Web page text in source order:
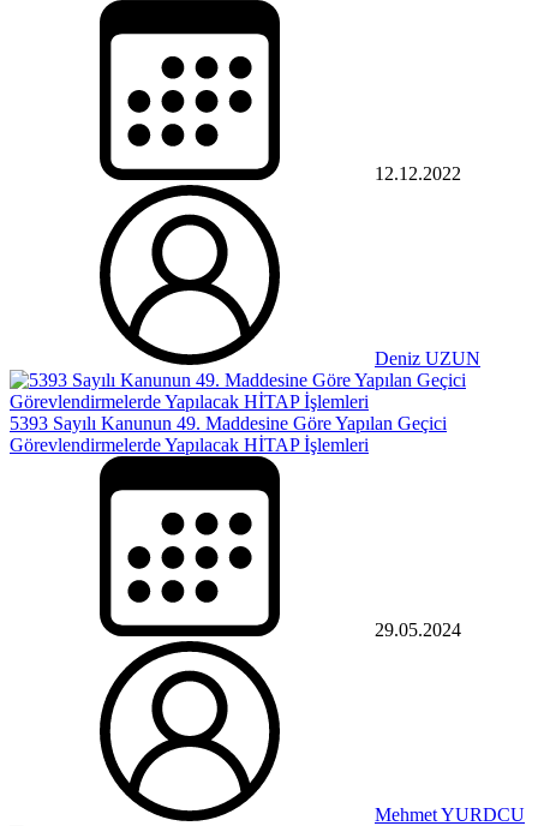
12.12.2022
Deniz UZUN
5393 Sayılı Kanunun 49. Maddesine Göre Yapılan Geçici
Görevlendirmelerde Yapılacak HİTAP İşlemleri
29.05.2024
Mehmet YURDCU